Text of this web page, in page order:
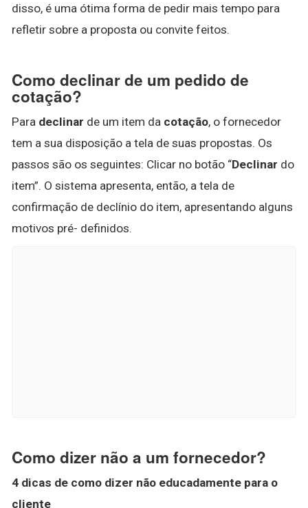
disso, é uma ótima forma de pedir mais tempo para
refletir sobre a proposta ou convite feitos.
Como declinar de um pedido de
cotação?
Para declinar de um item da cotação, o fornecedor
tem a sua disposição a tela de suas propostas. Os
passos são os seguintes: Clicar no botão “Declinar do
item”. O sistema apresenta, então, a tela de
confirmação de declínio do item, apresentando alguns
motivos pré- definidos.
Como dizer não a um fornecedor?
4 dicas de como dizer não educadamente para o
cliente